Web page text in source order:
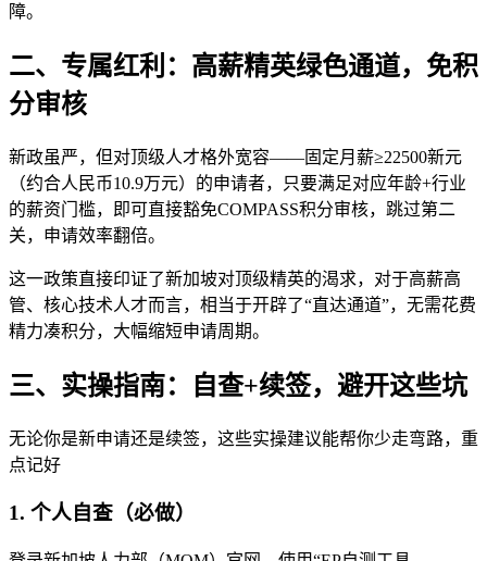
障。
二、专属红利：高薪精英绿色通道，免积
分审核
新政虽严，但对顶级人才格外宽容——固定月薪≥22500新元
（约合人民币10.9万元）的申请者，只要满足对应年龄+行业
的薪资门槛，即可直接豁免COMPASS积分审核，跳过第二
关，申请效率翻倍。
这一政策直接印证了新加坡对顶级精英的渴求，对于高薪高
管、核心技术人才而言，相当于开辟了“直达通道”，无需花费
精力凑积分，大幅缩短申请周期。
三、实操指南：自查+续签，避开这些坑
无论你是新申请还是续签，这些实操建议能帮你少走弯路，重
点记好
1. 个人自查（必做）